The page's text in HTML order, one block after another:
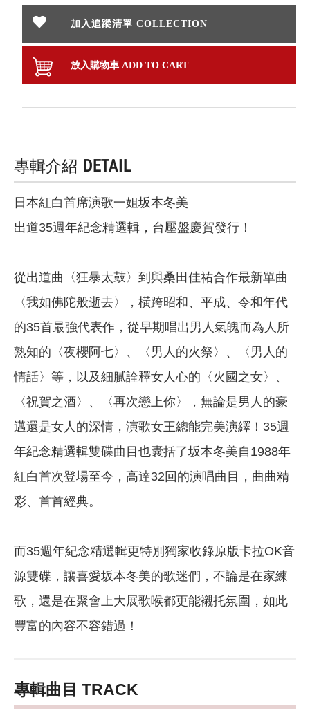
加入追蹤清單 COLLECTION
放入購物車 ADD TO CART
專輯介紹 DETAIL
日本紅白首席演歌一姐坂本冬美
出道35週年紀念精選輯，台壓盤慶賀發行！
從出道曲〈狂暴太鼓〉到與桑田佳祐合作最新單曲
〈我如佛陀般逝去〉，橫跨昭和、平成、令和年代
的35首最強代表作，從早期唱出男人氣魄而為人所
熟知的〈夜櫻阿七〉、〈男人的火祭〉、〈男人的
情話〉等，以及細膩詮釋女人心的〈火國之女〉、
〈祝賀之酒〉、〈再次戀上你〉，無論是男人的豪
邁還是女人的深情，演歌女王總能完美演繹！35週
年紀念精選輯雙碟曲目也囊括了坂本冬美自1988年
紅白首次登場至今，高達32回的演唱曲目，曲曲精
彩、首首經典。
而35週年紀念精選輯更特別獨家收錄原版卡拉OK音
源雙碟，讓喜愛坂本冬美的歌迷們，不論是在家練
歌，還是在聚會上大展歌喉都更能襯托氛圍，如此
豐富的內容不容錯過！
專輯曲目 TRACK